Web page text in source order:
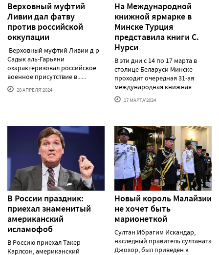
Верховный муфтий
Ливии дал фатву
против российской
оккупации
Верховный муфтий Ливии д-р
Садык аль-Гарьяни
охарактеризовал российское
военное присутствие в......
28 АПРЕЛЯ'2024
На Международной
книжной ярмарке в
Минске Турция
представила книги С.
Нурси
В эти дни с 14 по 17 марта в
столице Беларуси Минске
проходит очередная 31-ая
международная книжная ......
17 МАРТА'2024
В России праздник:
приехал знаменитый
американский
исламофоб
В Россию приехал Такер
Карлсон, американский
Новый король Малайзии
не хочет быть
марионеткой
Султан Ибрагим Искандар,
наследный правитель султаната
Джохор, был приведен к